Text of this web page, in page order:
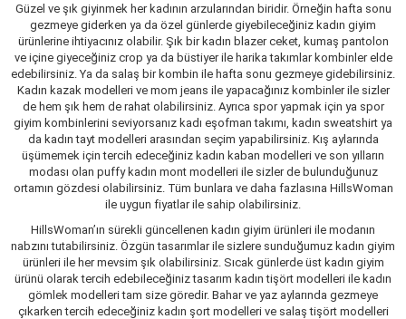
Güzel ve şık giyinmek her kadının arzularından biridir. Örneğin hafta sonu
gezmeye giderken ya da özel günlerde giyebileceğiniz kadın giyim
ürünlerine ihtiyacınız olabilir. Şık bir kadın blazer ceket, kumaş pantolon
ve içine giyeceğiniz crop ya da büstiyer ile harika takımlar kombinler elde
edebilirsiniz. Ya da salaş bir kombin ile hafta sonu gezmeye gidebilirsiniz.
Kadın kazak modelleri ve mom jeans ile yapacağınız kombinler ile sizler
de hem şık hem de rahat olabilirsiniz. Ayrıca spor yapmak için ya spor
giyim kombinlerini seviyorsanız kadı eşofman takımı, kadın sweatshirt ya
da kadın tayt modelleri arasından seçim yapabilirsiniz. Kış aylarında
üşümemek için tercih edeceğiniz kadın kaban modelleri ve son yılların
modası olan puffy kadın mont modelleri ile sizler de bulunduğunuz
ortamın gözdesi olabilirsiniz. Tüm bunlara ve daha fazlasına HillsWoman
ile uygun fiyatlar ile sahip olabilirsiniz.
HillsWoman’ın sürekli güncellenen kadın giyim ürünleri ile modanın
nabzını tutabilirsiniz. Özgün tasarımlar ile sizlere sunduğumuz kadın giyim
ürünleri ile her mevsim şık olabilirsiniz. Sıcak günlerde üst kadın giyim
ürünü olarak tercih edebileceğiniz tasarım kadın tişört modelleri ile kadın
gömlek modelleri tam size göredir. Bahar ve yaz aylarında gezmeye
çıkarken tercih edeceğiniz kadın şort modelleri ve salaş tişört modelleri